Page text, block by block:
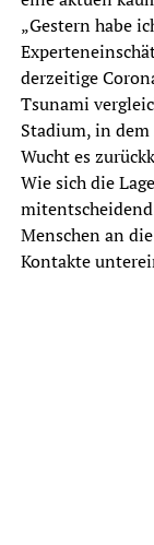
„Gestern habe
derzeitige
Tsunami
Stadium, in dem
Wucht es
Wie sich die
Menschen an
Kontakte